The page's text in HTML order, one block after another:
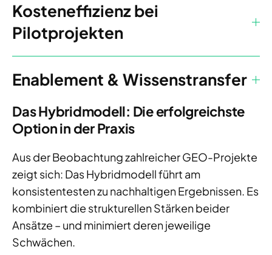
Kosteneffizienz bei
Pilotprojekten
Enablement & Wissenstransfer
Das Hybridmodell: Die erfolgreichste
Option in der Praxis
Aus der Beobachtung zahlreicher GEO-Projekte
zeigt sich: Das Hybridmodell führt am
konsistentesten zu nachhaltigen Ergebnissen. Es
kombiniert die strukturellen Stärken beider
Ansätze – und minimiert deren jeweilige
Schwächen.